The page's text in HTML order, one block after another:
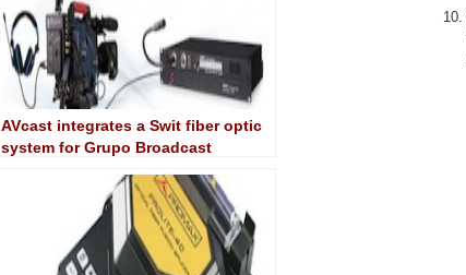
AVcast integrates a Swit fiber optic
system for Grupo Broadcast